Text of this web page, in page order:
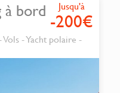
Jusqu'à
-200€
à bord
Vols - Yacht polaire -